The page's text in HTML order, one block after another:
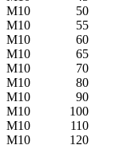
М10
50
М10
55
М10
60
М10
65
М10
70
М10
80
М10
90
М10
100
М10
110
М10
120